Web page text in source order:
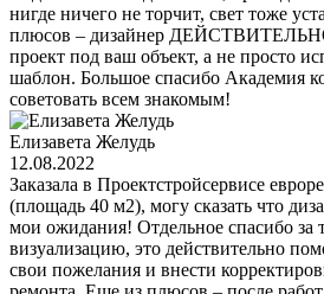
нигде ничего не торчит, свет тоже
плюсов – дизайнер ДЕЙСТВИТЕЛЬНО
проект под ваш объект, а не просто
шаблон. Большое спасибо Академия
советовать всем знакомым!
Елизавета Желудь
12.08.2022
Заказала в Проектстройсервисе
(площадь 40 м2), могу сказать что
мои ожидания! Отдельное спасибо за
визуализацию, это действительно
свои пожелания и внести